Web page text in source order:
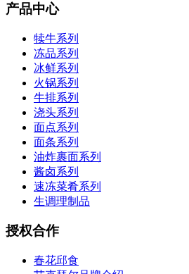
产品中心
犊牛系列
冻品系列
冰鲜系列
火锅系列
牛排系列
浇头系列
面点系列
面条系列
油炸裹面系列
酱卤系列
速冻菜肴系列
生调理制品
授权合作
春花邱食